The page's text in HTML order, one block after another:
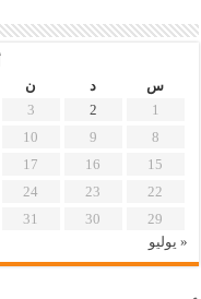
س
د ن
1
2
3
8
9
10
15
16
17
22
23
24
29
30
31
« يوليو